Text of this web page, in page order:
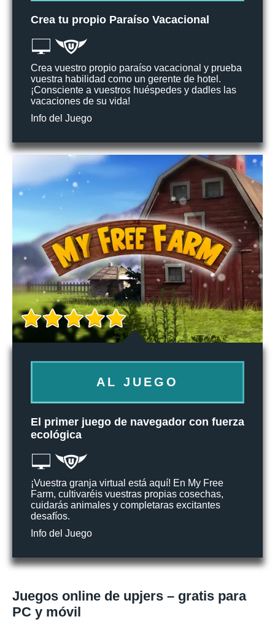
Crea tu propio Paraíso Vacacional
Crea vuestro propio paraíso vacacional y prueba
vuestra habilidad como un gerente de hotel.
¡Consciente a vuestros huéspedes y dadles las
vacaciones de su vida!
Info del Juego
AL JUEGO
El primer juego de navegador con fuerza
ecológica
¡Vuestra granja virtual está aquí! En My Free
Farm, cultivaréis vuestras propias cosechas,
cuidarás animales y completaras excitantes
desafíos.
Info del Juego
Juegos online de upjers – gratis para
PC y móvil